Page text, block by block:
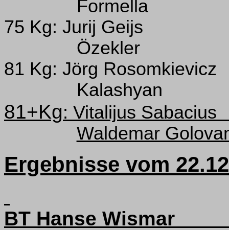
Formella
75 Kg: Jurij Geijs
Özekler
81 Kg: Jörg Rosomkievicz
Kalashyan
81+Kg: Vitalijus Sabacius
Waldemar
Ergebnisse vom
BT Hanse Wismar